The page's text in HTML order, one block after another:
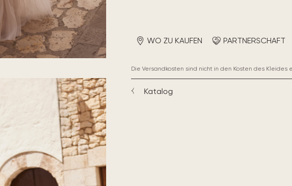
WO ZU KAUFEN PARTNERSCHAFT
Die Versandkosten sind nicht in den Kosten des Kleides
Katalog